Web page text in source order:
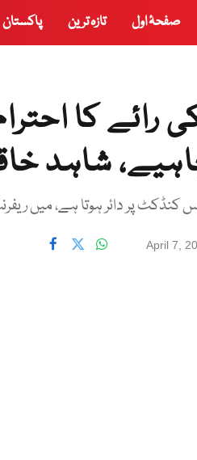
صفحۂ اول تازہ ترین پاکستان
رائے کا
شاہد
پر دائر ہوتا ہے، میں
April 7,